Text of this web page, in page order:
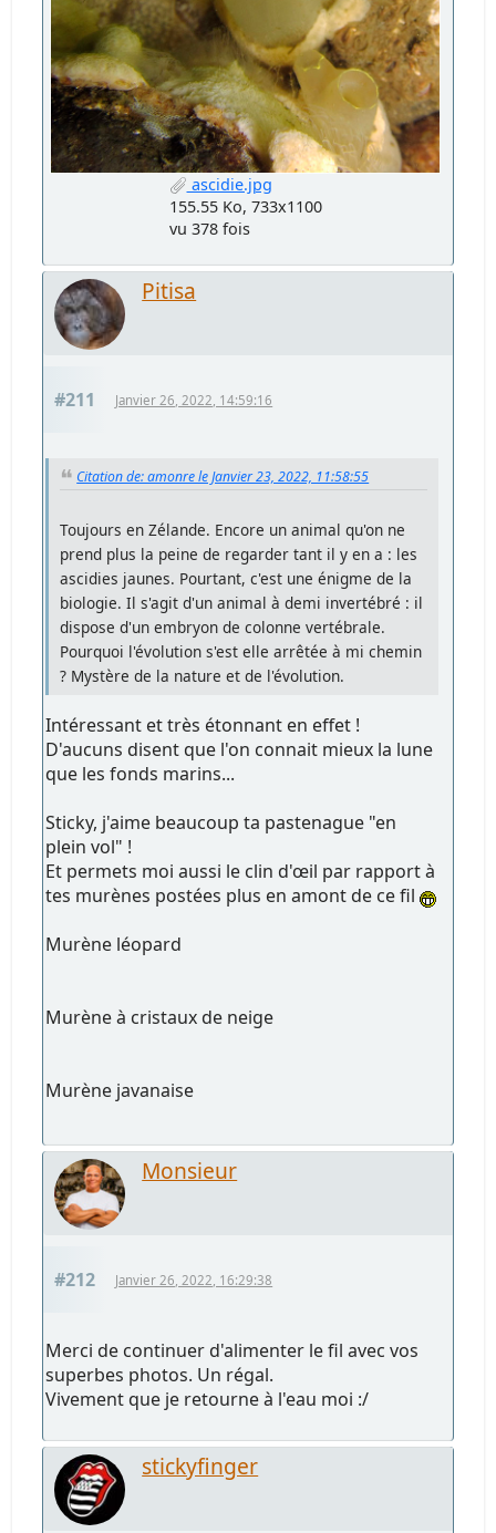
ascidie.jpg
155.55 Ko, 733x1100
vu 378 fois
Pitisa
#211 Janvier 26, 2022, 14:59:16
Citation de: amonre le Janvier 23, 2022, 11:58:55
Toujours en Zélande. Encore un animal qu'on ne
prend plus la peine de regarder tant il y en a : les
ascidies jaunes. Pourtant, c'est une énigme de la
biologie. Il s'agit d'un animal à demi invertébré : il
dispose d'un embryon de colonne vertébrale.
Pourquoi l'évolution s'est elle arrêtée à mi chemin
? Mystère de la nature et de l'évolution.
Intéressant et très étonnant en effet !
D'aucuns disent que l'on connait mieux la lune
que les fonds marins...
Sticky, j'aime beaucoup ta pastenague "en
plein vol" !
Et permets moi aussi le clin d'œil par rapport à
tes murènes postées plus en amont de ce fil
Murène léopard
Murène à cristaux de neige
Murène javanaise
Monsieur
#212 Janvier 26, 2022, 16:29:38
Merci de continuer d'alimenter le fil avec vos
superbes photos. Un régal.
Vivement que je retourne à l'eau moi :/
stickyfinger